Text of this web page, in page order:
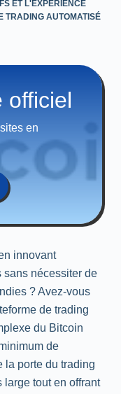
ET L'EXPÉRIENCE
TRADING AUTOMATISÉ
officiel
en
innovant
sans nécessiter de
? Avez-vous
de trading
du Bitcoin
de
la porte du trading
tout en offrant